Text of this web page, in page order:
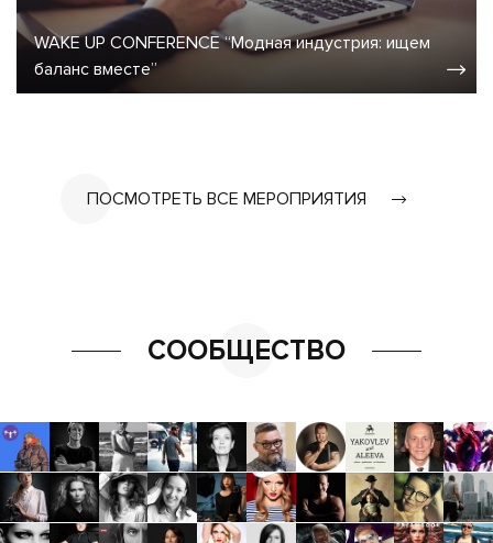
WAKE UP CONFERENCE “Модная индустрия: ищем
баланс вместе”
ПОСМОТРЕТЬ ВСЕ МЕРОПРИЯТИЯ
СООБЩЕСТВО